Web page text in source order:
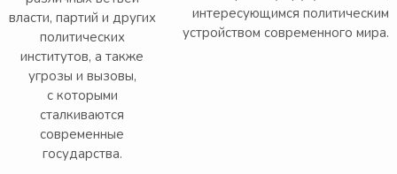
власти, партий и других
политических
институтов, а также
угрозы и вызовы,
с которыми
сталкиваются
современные
государства.
интересующимся политическим
устройством современного мира.